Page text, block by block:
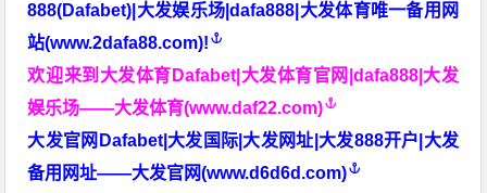
888(Dafabet)|大发娱乐场|dafa888|大发体育唯一备用网
站(www.2dafa88.com)!
欢迎来到大发体育Dafabet|大发体育官网|dafa888|大发
娱乐场——大发体育(www.daf22.com)
大发官网Dafabet|大发国际|大发网址|大发888开户|大发
备用网址——大发官网(www.d6d6d.com)